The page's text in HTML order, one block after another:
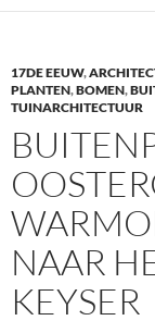
b
o
o
k
er e
n
17DE EEUW,
PLANTEN,BOMEN,
TUINARCHITECTUUR
NAAR
KEYSER